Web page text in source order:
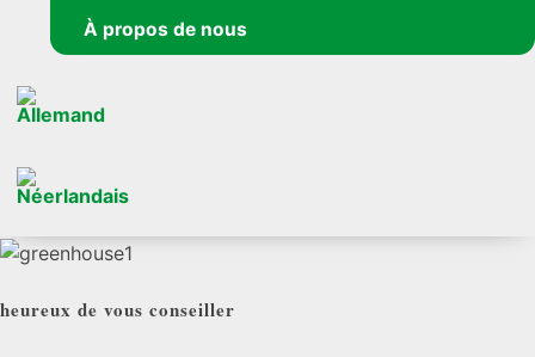
À propos de nous
heureux de vous conseiller